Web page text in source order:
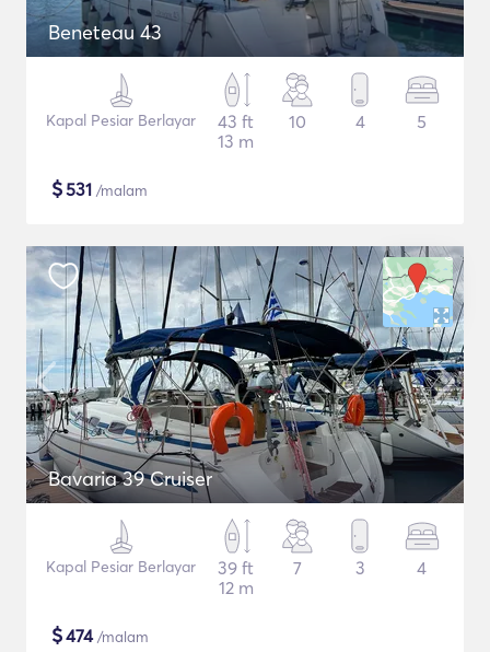
Beneteau 43
Kapal Pesiar Berlayar
43 ft
13 m
10 4 5
$531 /malam
Bavaria 39 Cruiser
Kapal Pesiar Berlayar
39 ft
12 m
7 3 4
$474/malam